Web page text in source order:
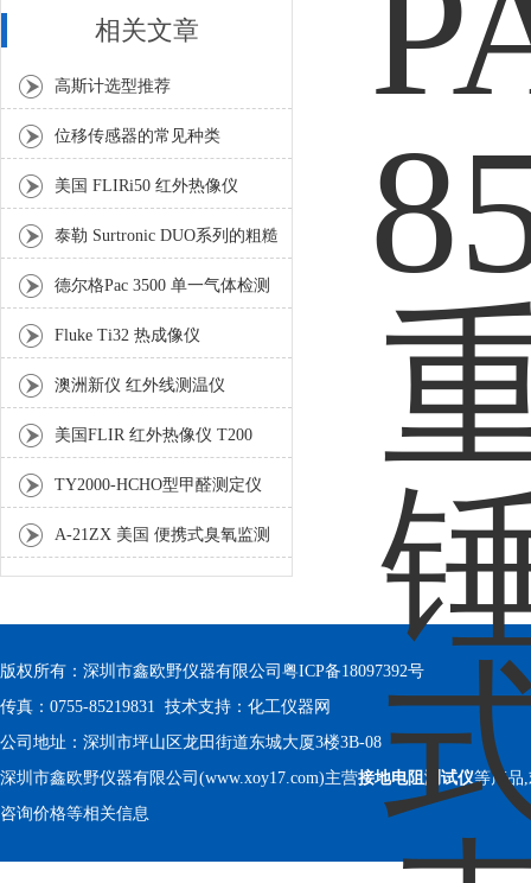
相关文章
高斯计选型推荐
位移传感器的常见种类
美国 FLIRi50 红外热像仪
泰勒 Surtronic DUO系列的粗糙
度仪具有哪些特点呢
德尔格Pac 3500 单一气体检测
仪
Fluke Ti32 热成像仪
澳洲新仪 红外线测温仪
SIR200
美国FLIR 红外热像仪 T200
TY2000-HCHO型甲醛测定仪
A-21ZX 美国 便携式臭氧监测
器
版权所有：深圳市鑫欧野仪器有限公司 粤ICP备18097392号
传真：0755-85219831 技术支持： 化工仪器网
公司地址：深圳市坪山区龙田街道东城大厦3楼3B-08
深圳市鑫欧野仪器有限公司(www.xoy17.com)主营接地电阻测试仪等产品
咨询价格等相关信息